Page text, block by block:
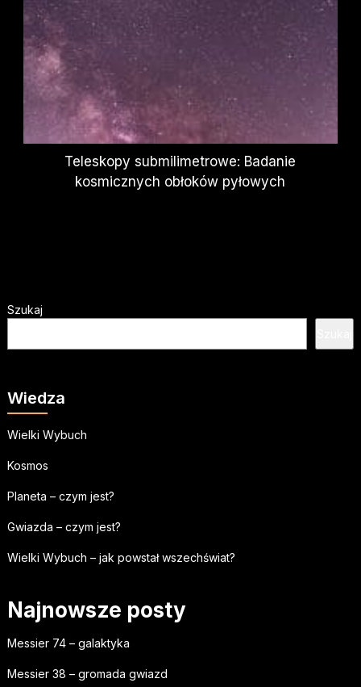
Teleskopy submilimetrowe: Badanie
kosmicznych obłoków pyłowych
Szukaj
Wiedza
Wielki Wybuch
Kosmos
Planeta – czym jest?
Gwiazda – czym jest?
Wielki Wybuch – jak powstał wszechświat?
Najnowsze posty
Messier 74 – galaktyka
Messier 38 – gromada gwiazd